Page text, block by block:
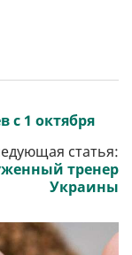
с 1 октября
статья:
тренер
Украины